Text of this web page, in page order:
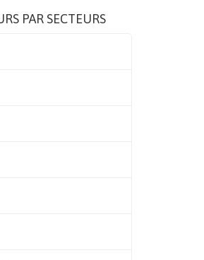
PAR SECTEURS